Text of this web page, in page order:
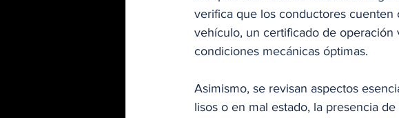
verifica que los conductores cuenten
vehículo, un certificado de operación
condiciones mecánicas óptimas.
Asimismo, se revisan aspectos
lisos o en mal estado, la presencia